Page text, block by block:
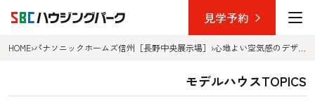
見学予約
HOME›パナソニックホームズ信州［長野中央展示場］ ›
モデルハウスTOPICS